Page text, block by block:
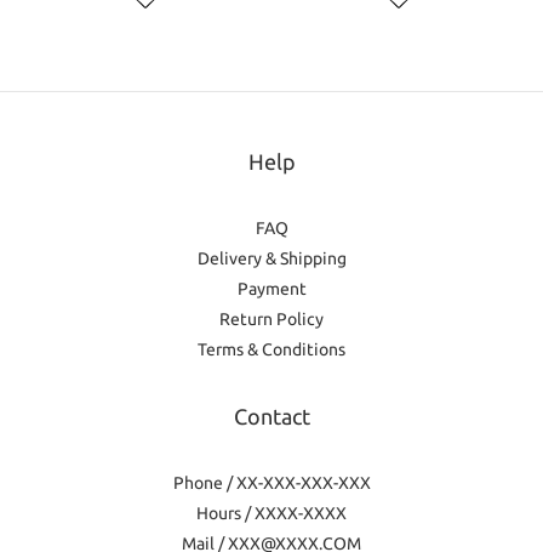
Help
FAQ
Delivery & Shipping
Payment
Return Policy
Terms & Conditions
Contact
Phone / XX-XXX-XXX-XXX
Hours / XXXX-XXXX
Mail / XXX@XXXX.COM